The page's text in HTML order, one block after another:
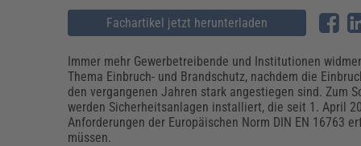
Nachhaltiges Planen
Kinderschutz, Jugendhilfe & Inklusion
Datenschutz & IT-Recht
Elektrosicherheit
Fachpublikationen & Arbeitshilfen
Erneuerbare Energien
Weiterbildungen (AKADEMIE HERKERT)
Energie & Umwelt
Geschäftsführung
Führung & Management
Pflegeleitung & Pflegepraxis
Gesundheit & Pflege
Kommunales
Reisekosten und Finanzen
Reisekosten und Finanzen
Fachartikel jetzt herunterladen
Immer mehr Gewerbetreibende und Institutionen
Thema Einbruch- und Brandschutz, nachdem die
den vergangenen Jahren stark angestiegen sind. Zum
werden Sicherheitsanlagen installiert, die seit 1. April
Anforderungen der Europäischen Norm DIN EN 16763
müssen.